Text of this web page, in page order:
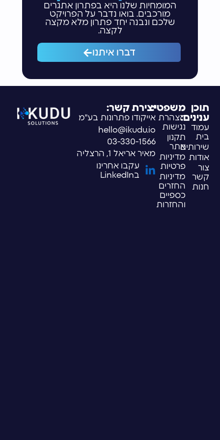
המומחיות שלנו היא בפתרון אתגרים
מורכבים. בואו נדבר על הפרויקט
שלכם ונבנה יחד פתרון מלא מקצה
לקצה.
דברו איתנו
תוכן
ענינים:
עמוד
בית
שירותים
אודות
צור
קשר
חנות
משפטי:
הצהרת
נגישות
תקנון
אתר
מדיניות
פרטיות
מדיניות
החזרים
כספיים
והחזרות
יצירת קשר:
אייקודו פתרונות בע"מ
hello@ikudu.io
03-330-1566
מאיר אריאל 1, הרצליה
עקבו אחרינו
בLinkedIn